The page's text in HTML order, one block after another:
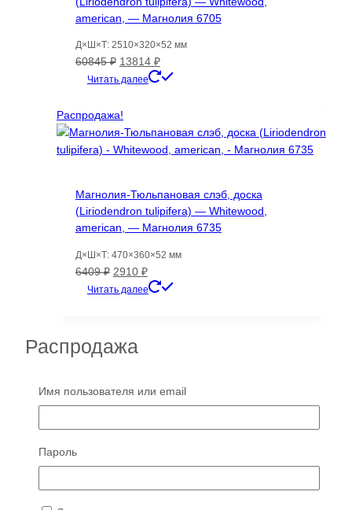
american, — Магнолия 6705
Д×Ш×Т: 2510×320×52 мм
60845₽ Первоначальная
цена
60845 ₽.
13814 ₽Текущая
цена:
Читать далее
Распродажа!
Магнолия-Тюльпановая слэб, доска
(Liriodendron tulipifera) — Whitewood,
american, — Магнолия 6735
Д×Ш×Т: 470×360×52 мм
6409₽ Первоначальная
цена
2910 ₽Текущая
цена:
Читать далее
Распродажа
Распродажа!
16810
Д×Ш×Т: 2010×230-190×30 мм
Имя пользователя или email
Пароль